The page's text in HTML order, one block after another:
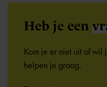
Heb je een
Kom je er niet uit of
helpen je graag.